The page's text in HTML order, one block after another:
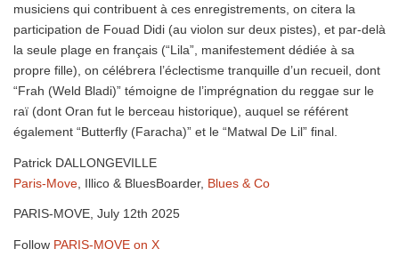
musiciens qui contribuent à ces enregistrements, on citera la
participation de Fouad Didi (au violon sur deux pistes), et par-delà
la seule plage en français (“Lila”, manifestement dédiée à sa
propre fille), on célébrera l’éclectisme tranquille d’un recueil, dont
“Frah (Weld Bladi)” témoigne de l’imprégnation du reggae sur le
raï (dont Oran fut le berceau historique), auquel se référent
également “Butterfly (Faracha)” et le “Matwal De Lil” final.
Patrick DALLONGEVILLE
Paris-Move , Illico & BluesBoarder, Blues & Co
PARIS-MOVE, July 12th 2025
Follow PARIS-MOVE on X